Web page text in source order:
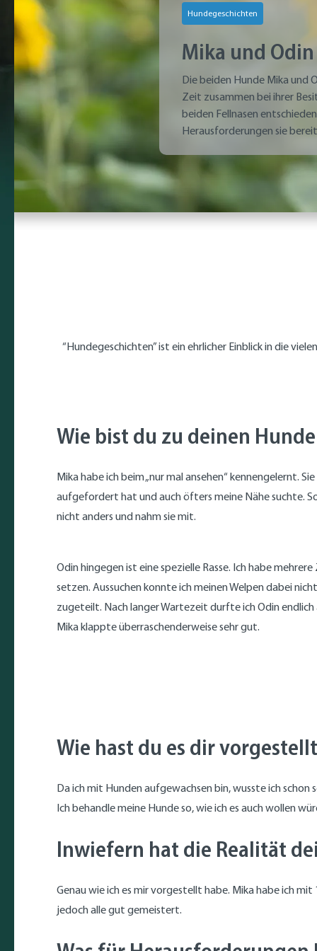
Hundegeschichten
Mika und Odin
Die beiden Hunde Mika und
Zeit zusammen bei ihrer
beiden Fellnasen
Herausforderungen sie
“Hundegeschichten” ist ein ehrlicher Einblick in die
Wie bist du zu deinen
Mika habe ich beim „nur mal ansehen“ kennengelernt.
aufgefordert hat und auch öfters meine Nähe suchte.
nicht anders und nahm sie mit.
Odin hingegen ist eine spezielle Rasse. Ich habe
setzen. Aussuchen konnte ich meinen Welpen dabei
zugeteilt. Nach langer Wartezeit durfte ich Odin
Mika klappte überraschenderweise sehr gut.
Wie hast du es dir
Da ich mit Hunden aufgewachsen bin, wusste ich schon
Ich behandle meine Hunde so, wie ich es auch wollen
Inwiefern hat die Realität
Genau wie ich es mir vorgestellt habe. Mika habe ich
jedoch alle gut gemeistert.